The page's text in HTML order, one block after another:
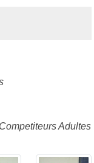
Competiteurs Adultes